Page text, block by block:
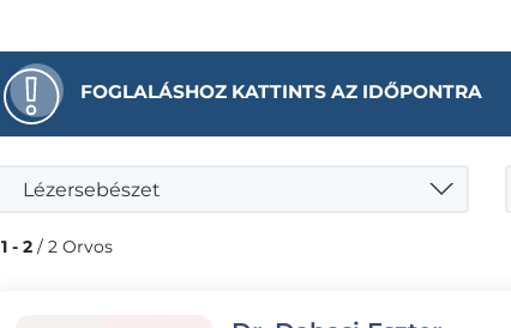
FOGLALÁSHOZ KATTINTS AZ IDŐPONTRA
Lézersebészet
1 - 2 / 2 Orvos